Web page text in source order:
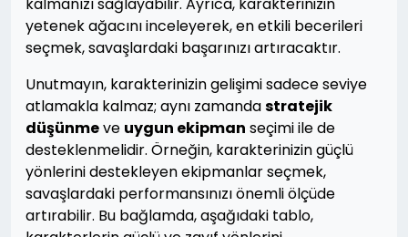
yetenek ağacını inceleyerek, en etkili becerileri
seçmek, savaşlardaki başarınızı artıracaktır.
Unutmayın, karakterinizin gelişimi sadece seviye
atlamakla kalmaz; aynı zamandastratejik
düşünmeve uygun ekipman seçimi ile de
desteklenmelidir. Örneğin, karakterinizin güçlü
yönlerini destekleyen ekipmanlar seçmek,
savaşlardaki performansınızı önemli ölçüde
artırabilir. Bu bağlamda, aşağıdaki tablo,